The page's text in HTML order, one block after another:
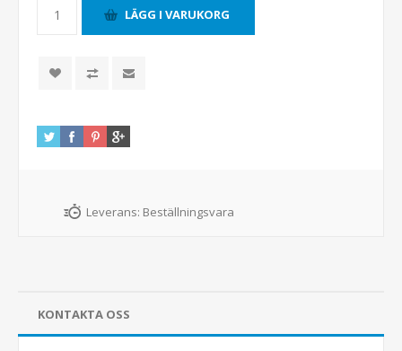
Leverans: Beställningsvara
KONTAKTA OSS